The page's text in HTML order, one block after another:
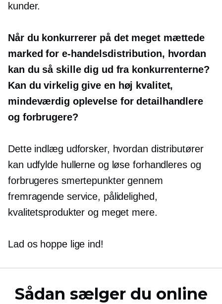
kunder.
Når du konkurrerer på det meget mættede
marked for e-handelsdistribution, hvordan
kan du så skille dig ud fra konkurrenterne?
Kan du virkelig give en høj kvalitet,
mindeværdig oplevelse for detailhandlere
og forbrugere?
Dette indlæg udforsker, hvordan distributører
kan udfylde hullerne og løse forhandleres og
forbrugeres smertepunkter gennem
fremragende service, pålidelighed,
kvalitetsprodukter og meget mere.
Lad os hoppe lige ind!
Sådan sælger du online